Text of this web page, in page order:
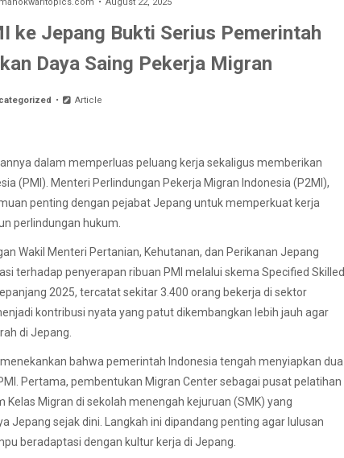
ke Jepang Bukti Serius Pemerintah
Daya Saing Pekerja Migran
Article
dalam memperluas peluang kerja sekaligus memberikan
(PMI). Menteri Perlindungan Pekerja Migran Indonesia (P2MI),
penting dengan pejabat Jepang untuk memperkuat kerja
perlindungan hukum.
Wakil Menteri Pertanian, Kehutanan, dan Perikanan Jepang
terhadap penyerapan ribuan PMI melalui skema Specified Skilled
2025, tercatat sekitar 3.400 orang bekerja di sektor
kontribusi nyata yang patut dikembangkan lebih jauh agar
di Jepang.
bahwa pemerintah Indonesia tengah menyiapkan dua
Pertama, pembentukan Migran Center sebagai pusat pelatihan
Migran di sekolah menengah kejuruan (SMK) yang
Jepang sejak dini. Langkah ini dipandang penting agar lulusan
beradaptasi dengan kultur kerja di Jepang.